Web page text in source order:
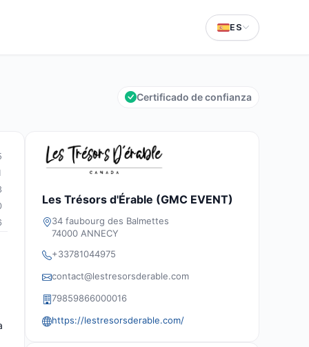
ES
Certificado de confianza
Les Trésors d'Érable (GMC EVENT)
34 faubourg des Balmettes
74000 ANNECY
+33781044975
contact@lestresorsderable.com
79859866000016
https://lestresorsderable.com/